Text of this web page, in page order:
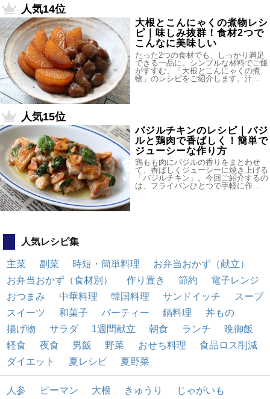
人気14位
大根とこんにゃくの煮物レシ
ピ｜味しみ抜群！食材2つで
こんなに美味しい
たった2つの食材でも、しっかり満足
できる一品に。シンプルな材料でご飯
がすすむ、「大根とこんにゃくの煮
物」のレシピをご紹介します。汁…
人気15位
バジルチキンのレシピ｜バジ
ルと鶏肉で香ばしく！簡単で
ジューシーな作り方
鶏もも肉にバジルの香りをまとわせ
て、香ばしくジューシーに焼き上げる
「バジルチキン」。今回ご紹介するの
は、フライパンひとつで手軽に作…
人気レシピ集
主菜 副菜 時短・簡単料理
お弁当おかず（献立）
お弁当おかず（食材別）
作り置き 節約
電子レンジ
おつまみ
中華料理 韓国料理 サンドイッチ
スープ
スイーツ
和菓子 パーティー 鍋料理
丼もの
揚げ物
サラダ 1週間献立 朝食 ランチ
晩御飯
軽食
夜食 男飯 野菜 おせち料理
食品ロス削減
ダイエット
夏レシピ 夏野菜
人参 ピーマン 大根 きゅうり
じゃがいも